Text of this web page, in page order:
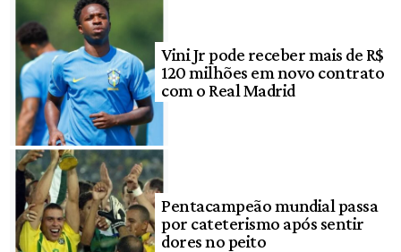
Vini Jr pode receber mais de R$
120 milhões em novo contrato
com o Real Madrid
Pentacampeão mundial passa
por cateterismo após sentir
dores no peito